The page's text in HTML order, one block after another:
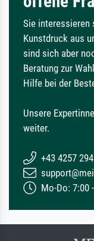
Sie interessieren
Kunstdruck aus
sind sich aber
Beratung zur
Hilfe bei der
Unsere
weiter.
+43 4257
Mo-Do: 7:00